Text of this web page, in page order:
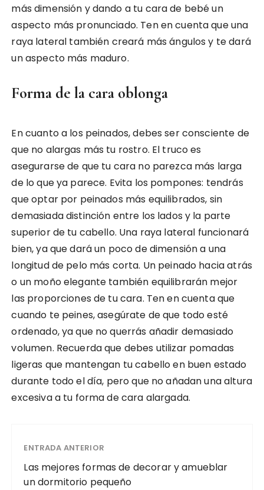
más dimensión y dando a tu cara de bebé un
aspecto más pronunciado. Ten en cuenta que una
raya lateral también creará más ángulos y te dará
un aspecto más maduro.
Forma de la cara oblonga
En cuanto a los peinados, debes ser consciente de
que no alargas más tu rostro. El truco es
asegurarse de que tu cara no parezca más larga
de lo que ya parece. Evita los pompones: tendrás
que optar por peinados más equilibrados, sin
demasiada distinción entre los lados y la parte
superior de tu cabello. Una raya lateral funcionará
bien, ya que dará un poco de dimensión a una
longitud de pelo más corta. Un peinado hacia atrás
o un moño elegante también equilibrarán mejor
las proporciones de tu cara. Ten en cuenta que
cuando te peines, asegúrate de que todo esté
ordenado, ya que no querrás añadir demasiado
volumen. Recuerda que debes utilizar pomadas
ligeras que mantengan tu cabello en buen estado
durante todo el día, pero que no añadan una altura
excesiva a tu forma de cara alargada.
ENTRADA ANTERIOR
Las mejores formas de decorar y amueblar
un dormitorio pequeño